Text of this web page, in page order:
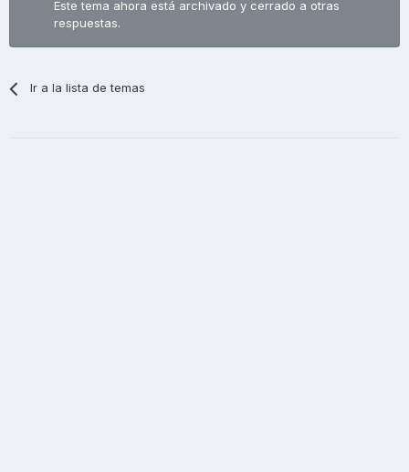
Este tema ahora está archivado y cerrado a otras
respuestas.
Ir a la lista de temas